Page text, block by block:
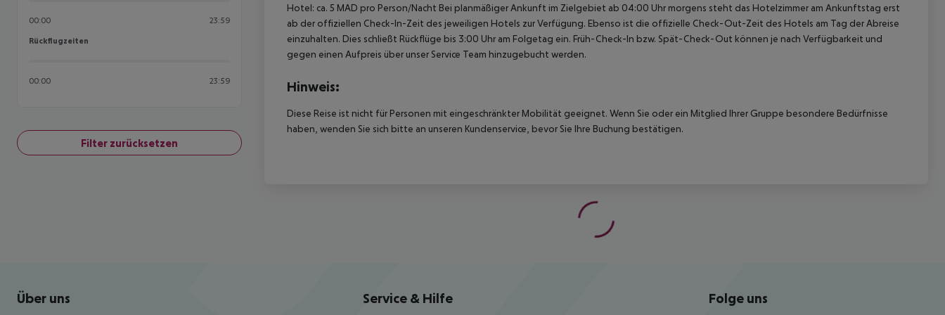
00:00 23:59
Rückflugzeiten
Rückflugzeiten
00:00 23:59
Filter zurücksetzen
Hotel: ca. 5 MAD pro Person/Nacht Bei planmäßiger Ankunft im Zielgebiet ab 04:00 Uhr morgens steht das Hotelzimmer am Ankunftstag erst
ab der offiziellen Check-In-Zeit des jeweiligen Hotels zur Verfügung. Ebenso ist die offizielle Check-Out-Zeit des Hotels am Tag der Abreise
einzuhalten. Dies schließt Rückflüge bis 3:00 Uhr am Folgetag ein. Früh-Check-In bzw. Spät-Check-Out können je nach Verfügbarkeit und
gegen einen Aufpreis über unser Service Team hinzugebucht werden.
Hinweis:
Diese Reise ist nicht für Personen mit eingeschränkter Mobilität geeignet. Wenn Sie oder ein Mitglied Ihrer Gruppe besondere Bedürfnisse
haben, wenden Sie sich bitte an unseren Kundenservice, bevor Sie Ihre Buchung bestätigen.
Footer navigation
Über uns Service & Hilfe Folge uns